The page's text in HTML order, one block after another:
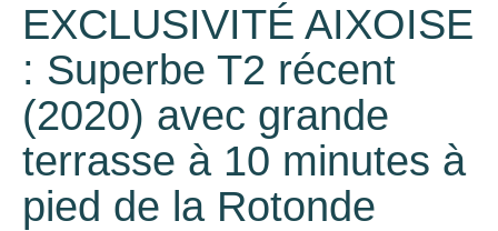
EXCLUSIVITÉ AIXOISE
: Superbe T2 récent
(2020) avec grande
terrasse à 10 minutes à
pied de la Rotonde